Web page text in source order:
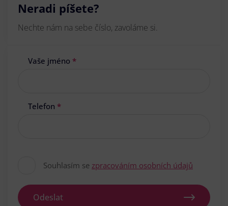
Neradi píšete?
Nechte nám na sebe číslo, zavoláme si.
Vaše jméno *
Telefon *
Souhlasím se zpracováním osobních údajů
Odeslat